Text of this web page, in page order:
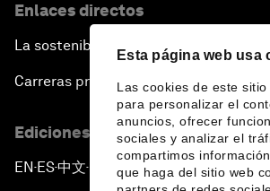
Esta página web usa
Las cookies de este sitio
para personalizar el
anuncios, ofrecer
sociales y analizar el
compartimos
que haga del sitio web
Enlaces directos
La sostenibilidad en el Foro
Carreras profesionales
Ediciones en otros idiomas
EN ▪ ES▪中文▪ 日本語